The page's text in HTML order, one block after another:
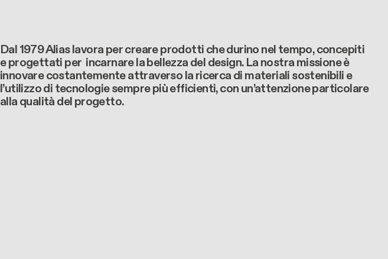
Dal 1979 Alias lavora per creare prodotti che durino nel tempo, concepiti
e progettati per incarnare la bellezza del design. La nostra missione è
innovare costantemente attraverso la ricerca di materiali sostenibili e
l’utilizzo di tecnologie sempre più efficienti, con un’attenzione particolare
alla qualità del progetto.